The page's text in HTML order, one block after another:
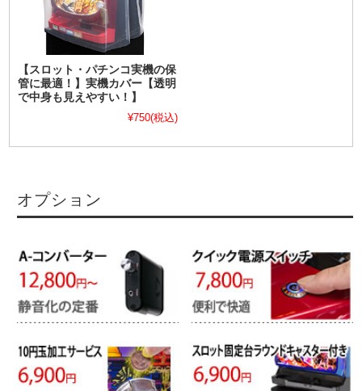
【スロット・パチンコ実機の保
管に最適！】実機カバー【透明
で中身も見えやすい！】
¥750(税込)
オプション